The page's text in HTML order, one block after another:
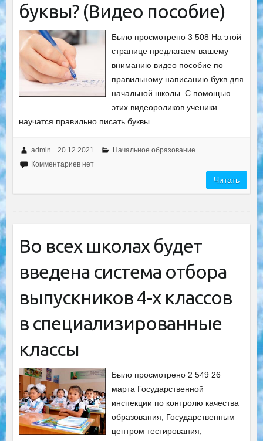
буквы? (Видео пособие)
Было просмотрено 3 508 На этой
странице предлагаем вашему
вниманию видео пособие по
правильному написанию букв для
начальной школы. С помощью
этих видеороликов ученики
научатся правильно писать буквы.
admin 20.12.2021
Начальное образование
Комментариев нет
Читать
Во всех школах будет
введена система отбора
выпускников 4-х классов
в специализированные
классы
Было просмотрено 2 549 26
марта Государственной
инспекции по контролю качества
образования, Государственным
центром тестирования,